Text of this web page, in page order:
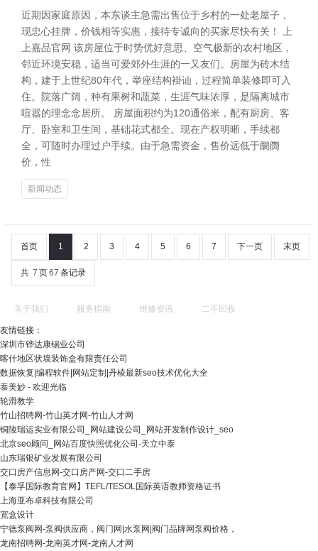
近期因家庭原因，本东谈主急需出售位于乡村的一处老屋子，
现忠心挂牌，价钱相等实惠，接待专诚向的买家尽快有关！ 上
上嘉品官网 该房屋位于时势优好意思、空气极新的农村地区，
邻近环境安稳，适当可爱郊外生涯的一又友们。房屋为砖木结
构，建于上世纪80年代，举座结构褂讪，过程简单装修即可入
住。院落广阔，种有果树和蔬菜，生涯气味浓厚，是隔离城市
喧嚣的理念念居所。 房屋面积约为120通俗米，配有厨房、客
厅、卧室和卫生间，基础花式都全。现在产权明晰，手续都
全，可随时办理过户手续。由于急需资金，售价远低于阛阓
价，性
新闻动态
首页 1 2 3 4 5 6 7 下一页 末页
共 7 页67 条记录
关于我们 服务指南 维修资讯 二手回收
友情链接：
深圳市铧达康锡业公司
喀什地区状墙装饰盒有限责任公司
数据恢复|编程软件|网站定制|丹棱最新seo技术优化大全
泰美妙 - 欢迎光临
轮滑教学
竹山招聘网-竹山英才网-竹山人才网
铜陵瑞运实业有限公司_网站建设公司_网站开发制作设计_seo
北京seo顾问_网站百度快照优化公司-天立中泰
山东瑞银矿业发展有限公司
交口房产信息网-交口房产网-交口二手房
【泰孚国际教育官网】TEFL/TESOL国际英语教师资格证书
上海亚布卓科技有限公司
宽盒设计
宁德泵阀网-泵阀供应商，阀门网|水泵网|阀门品牌网泵阀价格，
龙南招聘网-龙南英才网-龙南人才网